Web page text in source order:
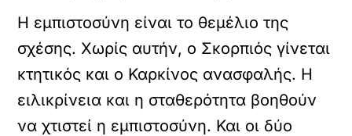
Η εμπιστοσύνη είναι το θεμέλιο της
σχέσης. Χωρίς αυτήν, ο Σκορπιός γίνεται
κτητικός και ο Καρκίνος ανασφαλής. Η
ειλικρίνεια και η σταθερότητα βοηθούν
να χτιστεί η εμπιστοσύνη. Και οι δύο